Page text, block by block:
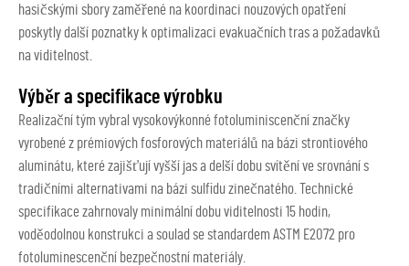
hasičskými sbory zaměřené na koordinaci nouzových opatření
poskytly další poznatky k optimalizaci evakuačních tras a požadavků
na viditelnost.
Výběr a specifikace výrobku
Realizační tým vybral vysokovýkonnéfotoluminiscenční značky
vyrobené z prémiových fosforových materiálů na bázi strontiového
aluminátu, které zajišťují vyšší jas a delší dobu svítění ve srovnání s
tradičními alternativami na bázi sulfidu zinečnatého. Technické
specifikace zahrnovaly minimální dobu viditelnosti 15 hodin,
voděodolnou konstrukci a soulad se standardem ASTM E2072 pro
fotoluminescenční bezpečnostní materiály.